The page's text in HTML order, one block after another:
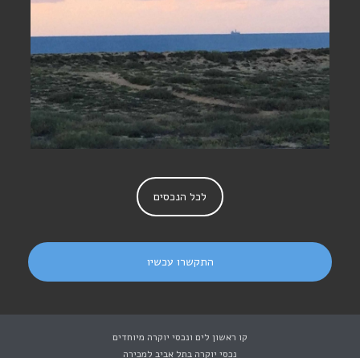
לכל הנכסים
התקשרו עכשיו
קו ראשון לים ונכסי יוקרה מיוחדים
נכסי יוקרה בתל אביב למכירה